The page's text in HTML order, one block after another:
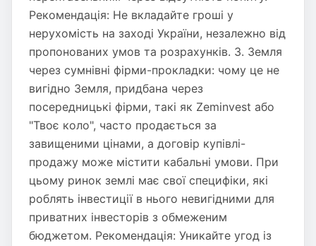
Рекомендація: Не вкладайте гроші у
нерухомість на заході України, незалежно від
пропонованих умов та розрахунків. 3. Земля
через сумнівні фірми-прокладки: чому це не
вигідно Земля, придбана через
посередницькі фірми, такі як Zeminvest або
"Твоє коло", часто продається за
завищеними цінами, а договір купівлі-
продажу може містити кабальні умови. При
цьому ринок землі має свої специфіки, які
роблять інвестиції в нього невигідними для
приватних інвесторів з обмеженим
бюджетом. Рекомендація: Уникайте угод із